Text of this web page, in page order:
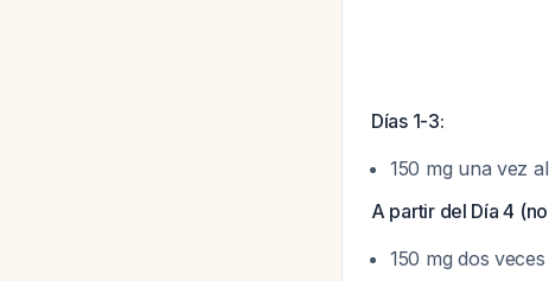
Días 1-3:
150 mg una vez
A partir del Día 4
150 mg dos